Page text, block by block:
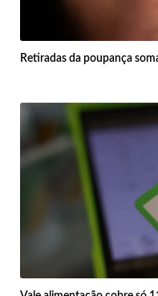
Retiradas da poupança